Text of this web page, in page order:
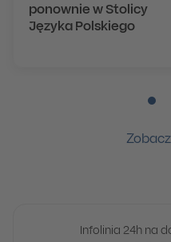
ponownie w Stolicy
Języka Polskiego
Infolinia 24h na